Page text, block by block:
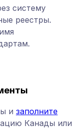
систему
реестры.
и заполните
Канады или